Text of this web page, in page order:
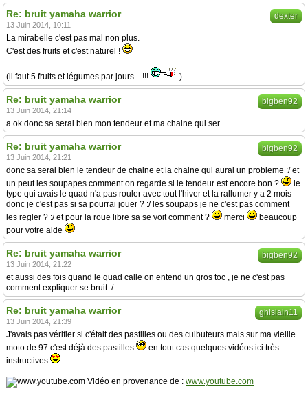
dexter
Re: bruit yamaha warrior
13 Juin 2014, 10:11
La mirabelle c'est pas mal non plus.
C'est des fruits et c'est naturel !
(il faut 5 fruits et légumes par jours... !!! )
bigben92
Re: bruit yamaha warrior
13 Juin 2014, 21:14
a ok donc sa serai bien mon tendeur et ma chaine qui ser
bigben92
Re: bruit yamaha warrior
13 Juin 2014, 21:21
donc sa serai bien le tendeur de chaine et la chaine qui aurai un probleme :/ et
un peut les soupapes comment on regarde si le tendeur est encore bon ?
le
type qui avais le quad n'a pas rouler avec tout l'hiver et la rallumer y a 2 mois
donc je c'est pas si sa pourrai jouer ? :/ les soupaps je ne c'est pas comment
les regler ? :/ et pour la roue libre sa se voit comment ?
merci
beaucoup
pour votre aide
bigben92
Re: bruit yamaha warrior
13 Juin 2014, 21:22
et aussi des fois quand le quad calle on entend un gros toc , je ne c'est pas
comment expliquer se bruit :/
ghislain11
Re: bruit yamaha warrior
13 Juin 2014, 21:39
J'avais pas vérifier si c'était des pastilles ou des culbuteurs mais sur ma vieille
moto de 97 c'est déjà des pastilles
en tout cas quelques vidéos ici très
instructives
Vidéo en provenance de : www.youtube.com